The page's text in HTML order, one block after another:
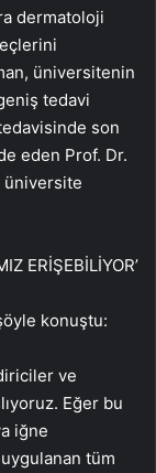
dermatoloji
üniversitenin
tedavi
son
eden Prof. Dr.
üniversite
ERİŞEBİLİYOR’
konuştu:
ve
Eğer bu
iğne
tüm